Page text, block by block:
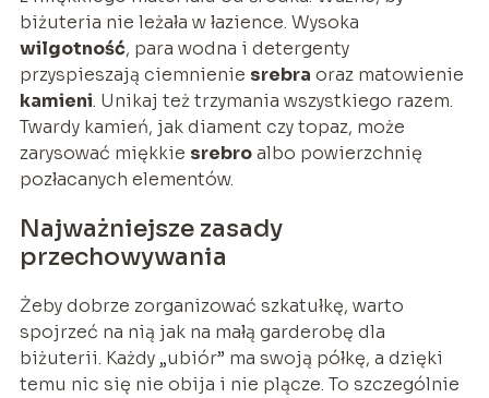
biżuteria nie leżała w łazience. Wysoka
wilgotność, para wodna i detergenty
przyspieszają ciemnienie srebra oraz matowienie
kamieni. Unikaj też trzymania wszystkiego razem.
Twardy kamień, jak diament czy topaz, może
zarysować miękkie srebroalbo powierzchnię
pozłacanych elementów.
Najważniejsze zasady
przechowywania
Żeby dobrze zorganizować szkatułkę, warto
spojrzeć na nią jak na małą garderobę dla
biżuterii. Każdy „ubiór” ma swoją półkę, a dzięki
temu nic się nie obija i nie plącze. To szczególnie